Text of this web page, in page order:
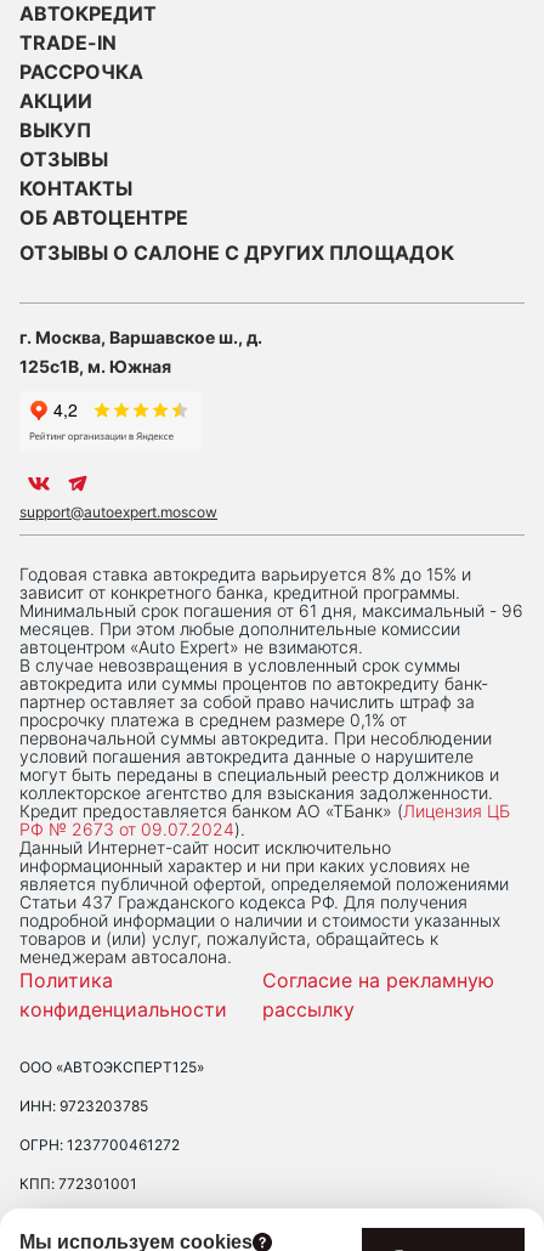
Мы используем cookies
АВТОКРЕДИТ
TRADE-IN
РАССРОЧКА
АКЦИИ
ВЫКУП
ОТЗЫВЫ
КОНТАКТЫ
ОБ АВТОЦЕНТРЕ
ОТЗЫВЫ О САЛОНЕ С ДРУГИХ ПЛОЩАДОК
г. Москва, Варшавское ш., д.
125с1В, м. Южная
support@autoexpert.moscow
Годовая ставка автокредита варьируется 8% до 15% и
зависит от конкретного банка, кредитной программы.
Минимальный срок погашения от 61 дня, максимальный - 96
месяцев. При этом любые дополнительные комиссии
автоцентром «Auto Expert» не взимаются.
В случае невозвращения в условленный срок суммы
автокредита или суммы процентов по автокредиту банк-
партнер оставляет за собой право начислить штраф за
просрочку платежа в среднем размере 0,1% от
первоначальной суммы автокредита. При несоблюдении
условий погашения автокредита данные о нарушителе
могут быть переданы в специальный реестр должников и
коллекторское агентство для взыскания задолженности.
Кредит предоставляется банком АО «ТБанк» (Лицензия ЦБ
РФ № 2673 от 09.07.2024).
Данный Интернет-сaйт носит исключительно
информационный характер и ни при каких условиях не
является публичной офертой, определяемой положениями
Статьи 437 Гражданского кодекса РФ. Для получения
подробной информации о наличии и стоимости указанных
товаров и (или) услуг, пожалуйста, обращайтесь к
менеджерам автосалона.
Политика
конфиденциальности
Согласие на рекламную
рассылку
ООО «АВТОЭКСПЕРТ125»
ИНН: 9723203785
ОГРН: 1237700461272
КПП: 772301001